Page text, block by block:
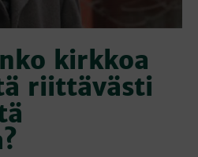
kirkkoa
riittävästi